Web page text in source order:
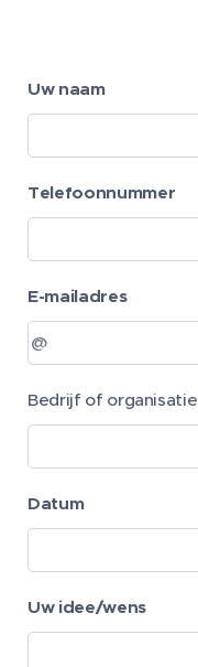
Uw naam
Telefoonnummer
E-mailadres
Bedrijf of organisatie
Datum
Uw idee/wens